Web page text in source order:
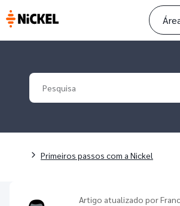
Your search
Navegação estrutural
Primeiros passos com a Nickel
Artigo atualizado por